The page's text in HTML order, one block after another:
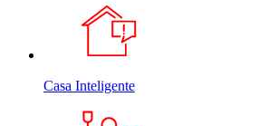
Casa Inteligente